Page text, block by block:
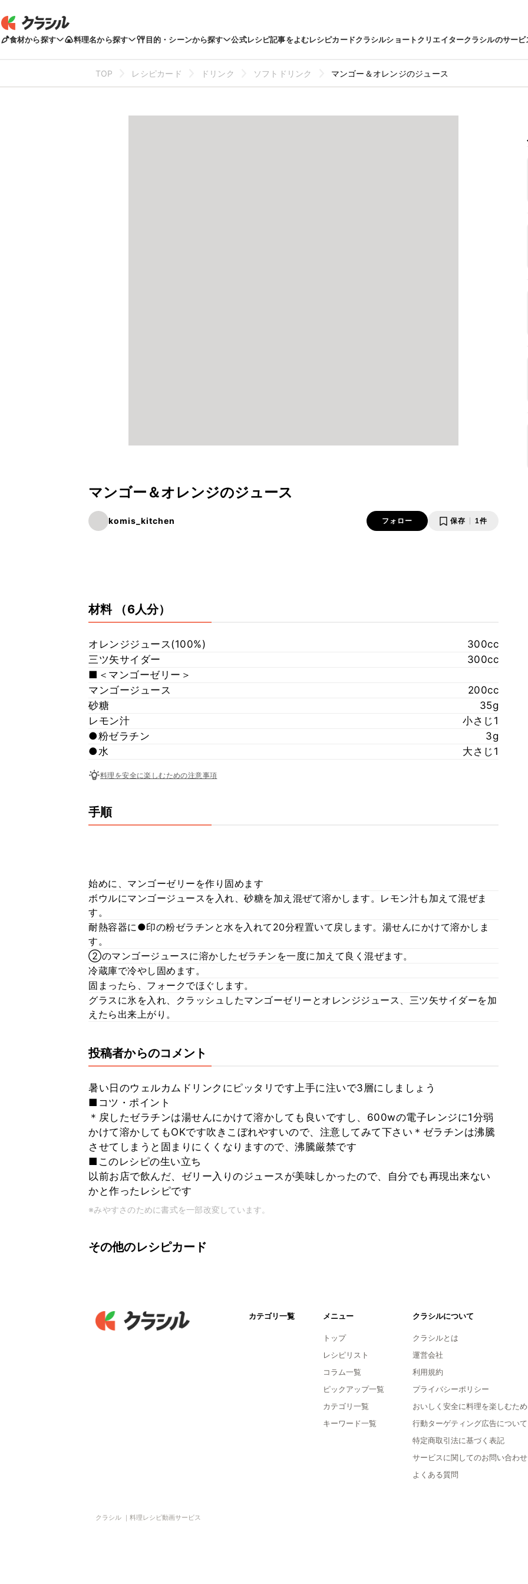
食材から探す 料理名から探す 目的・シーンから探す 公式レシピ記事をよむレシピカードクラシルショートクリエイタークラシルのサービ
TOP レシピカード ドリンク ソフトドリンク マンゴー＆オレンジのジュース
マンゴー＆オレンジのジュース
komis_kitchen フォロー 保存 1件
材料 （6人分）
オレンジジュース(100%)
300cc
三ツ矢サイダー
300cc
■＜マンゴーゼリー＞
マンゴージュース
200cc
砂糖
35g
レモン汁
小さじ1
●粉ゼラチン
3g
●水
大さじ1
料理を安全に楽しむための注意事項
手順
始めに、マンゴーゼリーを作り固めます
ボウルにマンゴージュースを入れ、砂糖を加え混ぜて溶かします。レモン汁も加えて混ぜま
す。
耐熱容器に●印の粉ゼラチンと水を入れて20分程置いて戻します。湯せんにかけて溶かしま
す。
②のマンゴージュースに溶かしたゼラチンを一度に加えて良く混ぜます。
冷蔵庫で冷やし固めます。
固まったら、フォークでほぐします。
グラスに氷を入れ、クラッシュしたマンゴーゼリーとオレンジジュース、三ツ矢サイダーを加
えたら出来上がり。
投稿者からのコメント
暑い日のウェルカムドリンクにピッタリです上手に注いで3層にしましょう
■コツ・ポイント
＊戻したゼラチンは湯せんにかけて溶かしても良いですし、600wの電子レンジに1分弱
かけて溶かしてもOKです吹きこぼれやすいので、注意してみて下さい＊ゼラチンは沸騰
させてしまうと固まりにくくなりますので、沸騰厳禁です
■このレシピの生い立ち
以前お店で飲んだ、ゼリー入りのジュースが美味しかったので、自分でも再現出来ない
かと作ったレシピです
※みやすさのために書式を一部改変しています。
その他のレシピカード
カテゴリ一覧 メニュー
トップ
レシピリスト
コラム一覧
ピックアップ一覧
カテゴリ一覧
キーワード一覧
クラシルについて
クラシルとは
運営会社
利用規約
プライバシーポリシー
おいしく安全に料理を楽しむため
行動ターゲティング広告について
特定商取引法に基づく表記
サービスに関してのお問い合わせ
よくある質問
クラシル ｜料理レシピ動画サービス